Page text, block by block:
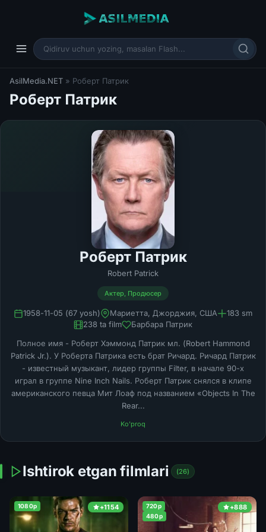
AsilMedia.NET » Роберт Патрик
Роберт Патрик
Роберт Патрик
Robert Patrick
Актер, Продюсер
1958-11-05 (67 yosh) Мариетта, Джорджия, США
183 sm
238 ta film
Барбара Патрик
Полное имя - Роберт Хэммонд Патрик мл. (Robert Hammond
Patrick Jr.). У Роберта Патрика есть брат Ричард. Ричард Патрик
- известный музыкант, лидер группы Filter, в начале 90-х
играл в группе Nine Inch Nails. Роберт Патрик снялся в клипе
американского певца Мит Лоаф под названием «Objects In The
Rear...
Ko'proq
Ishtirok etgan filmlari (26)
+1154
1080p +888
720p
480p